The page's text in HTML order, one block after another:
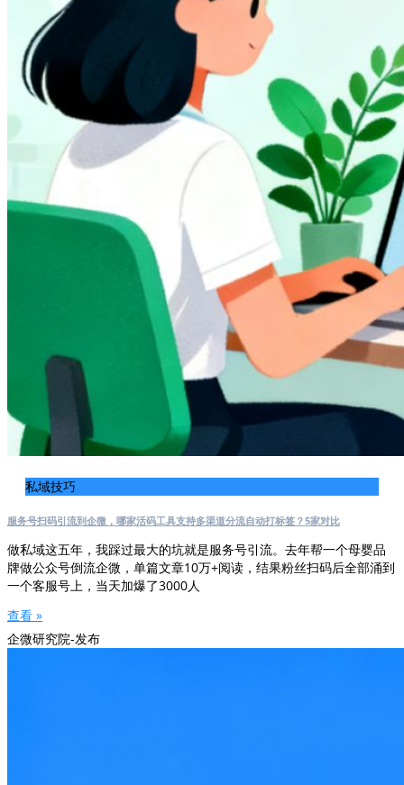
私域技巧
服务号扫码引流到企微，哪家活码工具支持多渠道分流自动打标签？5家对比
做私域这五年，我踩过最大的坑就是服务号引流。去年帮一个母婴品
牌做公众号倒流企微，单篇文章10万+阅读，结果粉丝扫码后全部涌到
一个客服号上，当天加爆了3000人
查看 »
企微研究院-发布